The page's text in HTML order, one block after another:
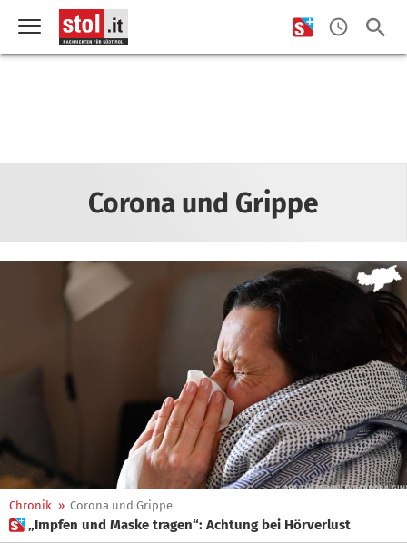
Corona und Grippe
Chronik » Corona und Grippe
 „Impfen und Maske tragen“: Achtung bei Hörverlust